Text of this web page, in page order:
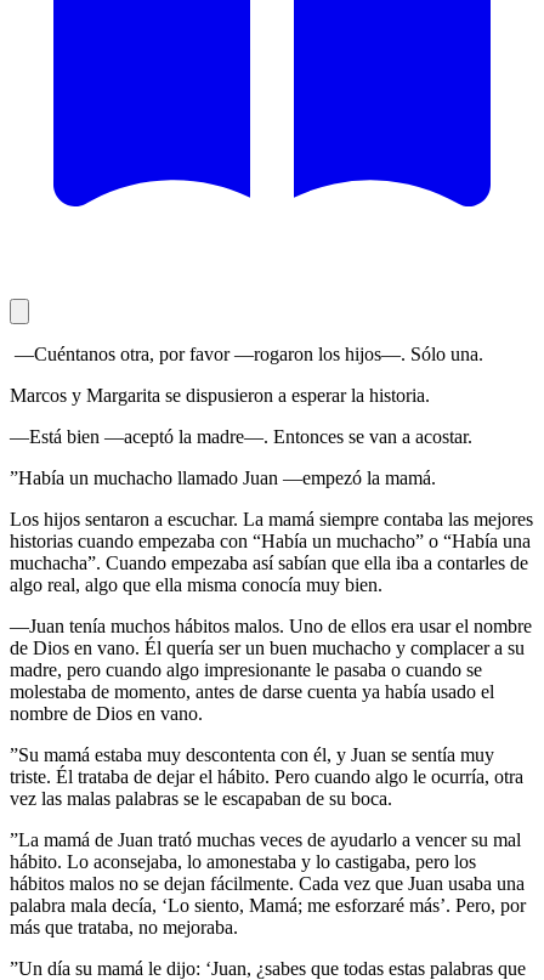
—Cuéntanos otra, por favor —rogaron los hijos—. Sólo una.
Marcos y Margarita se dispusieron a esperar la historia.
—Está bien —aceptó la madre—. Entonces se van a acostar.
”Había un muchacho llamado Juan —empezó la mamá.
Los hijos sentaron a escuchar. La mamá siempre contaba las mejores
historias cuando empezaba con “Había un muchacho” o “Había una
muchacha”. Cuando empezaba así sabían que ella iba a contarles de
algo real, algo que ella misma conocía muy bien.
—Juan tenía muchos hábitos malos. Uno de ellos era usar el nombre
de Dios en vano. Él quería ser un buen muchacho y complacer a su
madre, pero cuando algo impresionante le pasaba o cuando se
molestaba de momento, antes de darse cuenta ya había usado el
nombre de Dios en vano.
”Su mamá estaba muy descontenta con él, y Juan se sentía muy
triste. Él trataba de dejar el hábito. Pero cuando algo le ocurría, otra
vez las malas palabras se le escapaban de su boca.
”La mamá de Juan trató muchas veces de ayudarlo a vencer su mal
hábito. Lo aconsejaba, lo amonestaba y lo castigaba, pero los
hábitos malos no se dejan fácilmente. Cada vez que Juan usaba una
palabra mala decía, ‘Lo siento, Mamá; me esforzaré más’. Pero, por
más que trataba, no mejoraba.
”Un día su mamá le dijo: ‘Juan, ¿sabes que todas estas palabras que